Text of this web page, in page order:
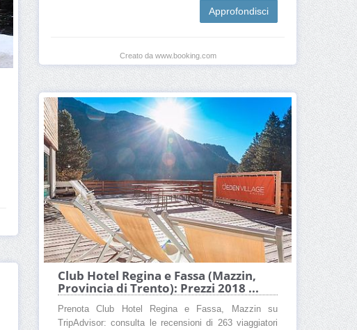
Approfondisci
Creato da www.booking.com
Club Hotel Regina e Fassa (Mazzin,
Provincia di Trento): Prezzi 2018 ...
Prenota Club Hotel Regina e Fassa, Mazzin su
TripAdvisor: consulta le recensioni di 263 viaggiatori